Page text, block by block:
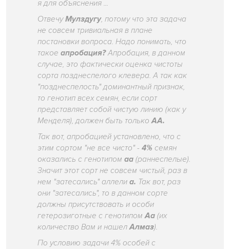
я для объяснения ...
ОтвечуМулздугу, потому что эта задача
не совсем тривиальная в плане
постановки вопроса. Надо понимать, что
такоеапробация?Апробация, в данном
случае, это фактически оценка чистоты
сорта позднеспелого клевера. А так как
"позднеспелость" доминантный признак,
то генотип всех семян, если сорт
представляет собой чистую линию (как у
Менделя), должен быть только АА.
Так вот, апробацией установлено, что с
этим сортом "не все чисто" -4%семян
оказались с генотипомаа(раннеспелые).
Значит этот сорт не совсем чистый, раз в
нем "затесались" аллели а. Так вот, раз
они "затесались", то в данном сорте
должны присутствовать и особи
гетерозиготные с генотипом Аа (их
количество Вам и нашелАлмаз).
По условию задачи 4% особей с